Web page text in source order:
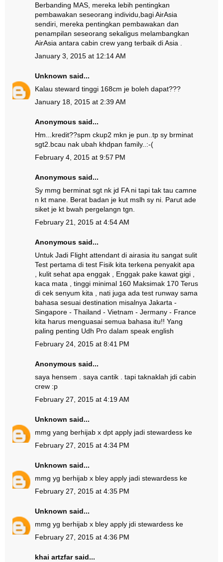
Berbanding MAS, mereka lebih pentingkan
pembawakan seseorang individu,bagi AirAsia
sendiri, mereka pentingkan pembawakan dan
penampilan seseorang sekaligus melambangkan
AirAsia antara cabin crew yang terbaik di Asia .
January 3, 2015 at 12:14 AM
Unknown said...
Kalau steward tinggi 168cm je boleh dapat???
January 18, 2015 at 2:39 AM
Anonymous said...
Hm...kredit??spm ckup2 mkn je pun..tp sy brminat
sgt2.bcau nak ubah khdpan family..:-(
February 4, 2015 at 9:57 PM
Anonymous said...
Sy mmg berminat sgt nk jd FA ni tapi tak tau camne
n kt mane. Berat badan je kut mslh sy ni. Parut ade
siket je kt bwah pergelangn tgn.
February 21, 2015 at 4:54 AM
Anonymous said...
Untuk Jadi Flight attendant di airasia itu sangat sulit
Test pertama di test Fisik kita terkena penyakit apa
, kulit sehat apa enggak , Enggak pake kawat gigi ,
kaca mata , tinggi minimal 160 Maksimak 170 Terus
di cek senyum kita , nati juga ada test runway sama
bahasa sesuai destination misalnya Jakarta -
Singapore - Thailand - Vietnam - Jermany - France
kita harus menguasai semua bahasa itu!! Yang
paling penting Udh Pro dalam speak english
February 24, 2015 at 8:41 PM
Anonymous said...
saya hensem . saya cantik . tapi taknaklah jdi cabin
crew :p
February 27, 2015 at 4:19 AM
Unknown said...
mmg yang berhijab x dpt apply jadi stewardess ke
February 27, 2015 at 4:34 PM
Unknown said...
mmg yg berhijab x bley apply jadi stewardess ke
February 27, 2015 at 4:35 PM
Unknown said...
mmg yg berhijab x bley apply jdi stewardess ke
February 27, 2015 at 4:36 PM
khai artzfarsaid...